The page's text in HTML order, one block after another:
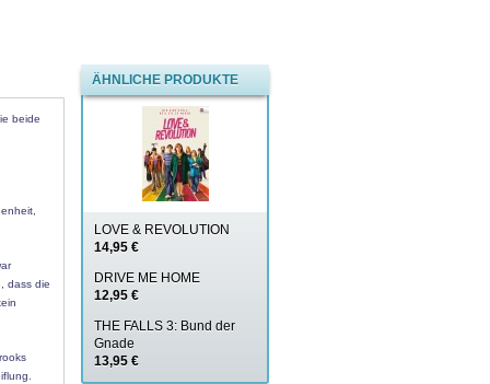
beide
dass die
ÄHNLICHE PRODUKTE
LOVE & REVOLUTION
14,95 €
DRIVE ME HOME
12,95 €
THE FALLS 3: Bund der
Gnade
13,95 €